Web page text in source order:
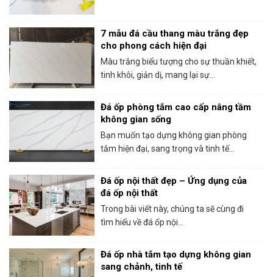
7 mẫu đá cầu thang màu trắng đẹp
cho phong cách hiện đại
Màu trắng biểu tượng cho sự thuần khiết,
tinh khôi, giản dị, mang lại sự...
Đá ốp phòng tắm cao cấp nâng tầm
không gian sống
Bạn muốn tạo dựng không gian phòng
tắm hiện đại, sang trọng và tinh tế...
Đá ốp nội thất đẹp – Ứng dụng của
đá ốp nội thất
Trong bài viết này, chúng ta sẽ cùng đi
tìm hiểu về đá ốp nội...
Đá ốp nhà tắm tạo dựng không gian
sang chảnh, tinh tế